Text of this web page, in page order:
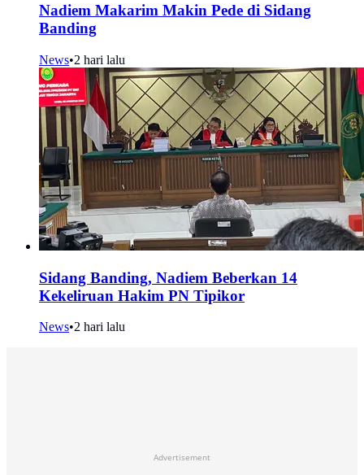
Nadiem Makarim Makin Pede di Sidang
Banding
News•2 hari lalu
Sidang Banding, Nadiem Beberkan 14
Kekeliruan Hakim PN Tipikor
News•2 hari lalu
Advertisement